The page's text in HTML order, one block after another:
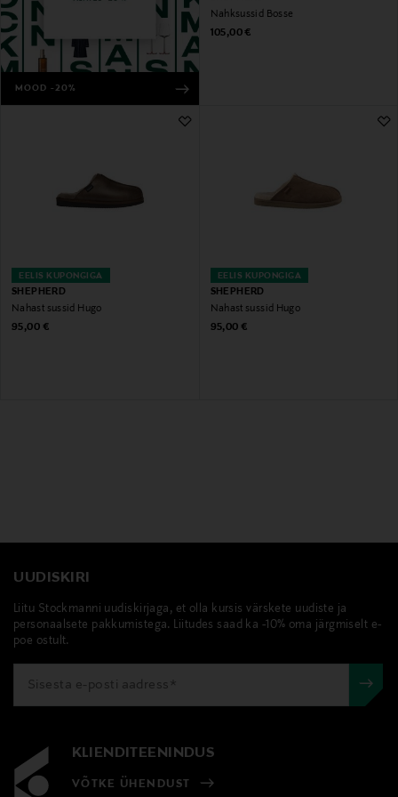
MOOD -20%
Nahksussid Bosse
Original Price
105,00 €
EELIS KUPONGIGA
SHEPHERD
Nahast sussid Hugo
Original Price
95,00 €
EELIS KUPONGIGA
SHEPHERD
Nahast sussid Hugo
Original Price
95,00 €
UUDISKIRI
Liitu Stockmanni uudiskirjaga, et olla kursis värskete uudiste ja
personaalsete pakkumistega. Liitudes saad ka -10% oma järgmiselt e-
poe ostult.
KLIENDITEENINDUS
VÕTKE ÜHENDUST